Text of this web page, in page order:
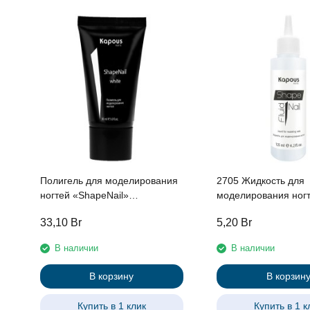
Полигель для моделирования
ногтей «ShapeNail»
Kapous, 30 мл
33,10 Br
В наличии
В корзину
Купить в 1 клик
2705 Жидкость для
моделирования
мл
5,20 Br
В наличии
В корзину
Купить в 1